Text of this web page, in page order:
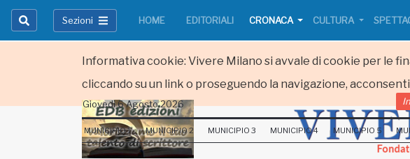
Informativa cookie: Vivere Milano si avvale di cookie per le
cliccando su un link o proseguendo la navigazione, acconsenti
Sezioni HOME EDITORIALI CRONACA CULTURA
Giovedi 6 Agosto 2026
MUNICIPIO 1 MUNICIPIO 2 MUNICIPIO 3 MUNICIPIO 4 MUNICIPIO 5